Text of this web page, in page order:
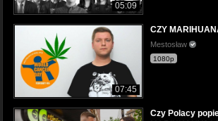
05:09
07:45
CZY
Mestosław
1080p
Czy Polacy